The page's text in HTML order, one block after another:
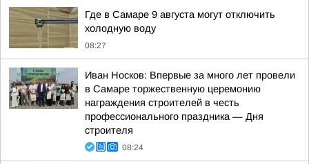
Где в Самаре 9 августа могут отключить
холодную воду
08:27
Иван Носков: Впервые за много лет провели
в Самаре торжественную церемонию
награждения строителей в честь
профессионального праздника — Дня
строителя
08:24